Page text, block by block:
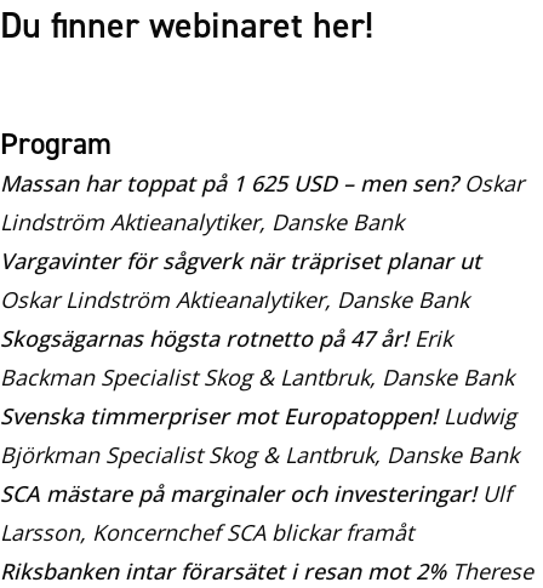
Du finner webinaret her!
Program
Massan har toppat på 1 625 USD – men sen? Oskar
Lindström Aktieanalytiker, Danske Bank
Vargavinter för sågverk när träpriset planar ut
Oskar Lindström Aktieanalytiker, Danske Bank
Skogsägarnas högsta rotnetto på 47 år!Erik
Backman Specialist Skog & Lantbruk, Danske Bank
Svenska timmerpriser mot Europatoppen!Ludwig
Björkman Specialist Skog & Lantbruk, Danske Bank
SCA mästare på marginaler och investeringar! Ulf
Larsson, Koncernchef SCA blickar framåt
Riksbanken intar förarsätet i resan mot 2% Therese